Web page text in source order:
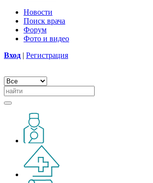
Новости
Поиск врача
Форум
Фото и видео
Вход | Регистрация